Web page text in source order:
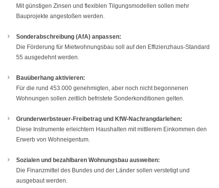
Mit günstigen Zinsen und flexiblen Tilgungsmodellen sollen mehr
Bauprojekte angestoßen werden.
Sonderabschreibung (AfA) anpassen:
Die Förderung für Mietwohnungsbau soll auf den Effizienzhaus-Standard
55 ausgedehnt werden.
Bauüberhang aktivieren:
Für die rund 453.000 genehmigten, aber noch nicht begonnenen
Wohnungen sollen zeitlich befristete Sonderkonditionen gelten.
Grunderwerbsteuer-Freibetrag und KfW-Nachrangdarlehen:
Diese Instrumente erleichtern Haushalten mit mittlerem Einkommen den
Erwerb von Wohneigentum.
Sozialen und bezahlbaren Wohnungsbau ausweiten:
Die Finanzmittel des Bundes und der Länder sollen verstetigt und
ausgebaut werden.